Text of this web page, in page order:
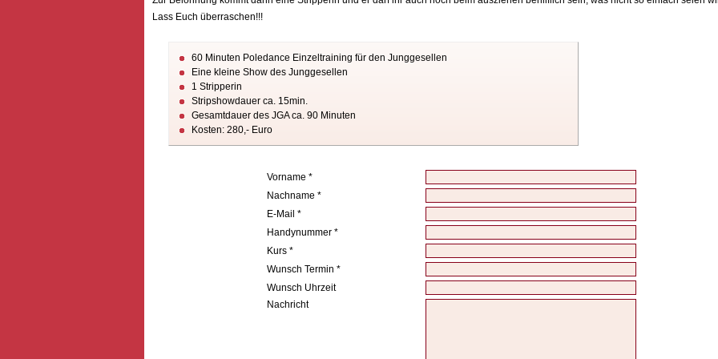
Lass Euch überraschen!!!
60 Minuten Poledance Einzeltraining für den Junggesellen
Eine kleine Show des Junggesellen
1 Stripperin
Stripshowdauer ca. 15min.
Gesamtdauer des JGA ca. 90 Minuten
Kosten: 280,- Euro
Vorname *
Nachname *
E-Mail *
Handynummer *
Kurs *
Wunsch Termin *
Wunsch Uhrzeit
Nachricht